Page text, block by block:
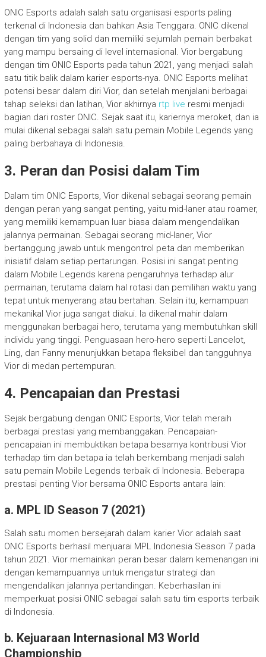
ONIC Esports adalah salah satu organisasi esports paling
terkenal di Indonesia dan bahkan Asia Tenggara. ONIC dikenal
dengan tim yang solid dan memiliki sejumlah pemain berbakat
yang mampu bersaing di level internasional. Vior bergabung
dengan tim ONIC Esports pada tahun 2021, yang menjadi salah
satu titik balik dalam karier esports-nya. ONIC Esports melihat
potensi besar dalam diri Vior, dan setelah menjalani berbagai
tahap seleksi dan latihan, Vior akhirnya rtp live resmi menjadi
bagian dari roster ONIC. Sejak saat itu, kariernya meroket, dan ia
mulai dikenal sebagai salah satu pemain Mobile Legends yang
paling berbahaya di Indonesia.
3. Peran dan Posisi dalam Tim
Dalam tim ONIC Esports, Vior dikenal sebagai seorang pemain
dengan peran yang sangat penting, yaitu mid-laner atau roamer,
yang memiliki kemampuan luar biasa dalam mengendalikan
jalannya permainan. Sebagai seorang mid-laner, Vior
bertanggung jawab untuk mengontrol peta dan memberikan
inisiatif dalam setiap pertarungan. Posisi ini sangat penting
dalam Mobile Legends karena pengaruhnya terhadap alur
permainan, terutama dalam hal rotasi dan pemilihan waktu yang
tepat untuk menyerang atau bertahan. Selain itu, kemampuan
mekanikal Vior juga sangat diakui. Ia dikenal mahir dalam
menggunakan berbagai hero, terutama yang membutuhkan skill
individu yang tinggi. Penguasaan hero-hero seperti Lancelot,
Ling, dan Fanny menunjukkan betapa fleksibel dan tangguhnya
Vior di medan pertempuran.
4. Pencapaian dan Prestasi
Sejak bergabung dengan ONIC Esports, Vior telah meraih
berbagai prestasi yang membanggakan. Pencapaian-
pencapaian ini membuktikan betapa besarnya kontribusi Vior
terhadap tim dan betapa ia telah berkembang menjadi salah
satu pemain Mobile Legends terbaik di Indonesia. Beberapa
prestasi penting Vior bersama ONIC Esports antara lain:
a. MPL ID Season 7 (2021)
Salah satu momen bersejarah dalam karier Vior adalah saat
ONIC Esports berhasil menjuarai MPL Indonesia Season 7 pada
tahun 2021. Vior memainkan peran besar dalam kemenangan ini
dengan kemampuannya untuk mengatur strategi dan
mengendalikan jalannya pertandingan. Keberhasilan ini
memperkuat posisi ONIC sebagai salah satu tim esports terbaik
di Indonesia.
b. Kejuaraan Internasional M3 World
Championship